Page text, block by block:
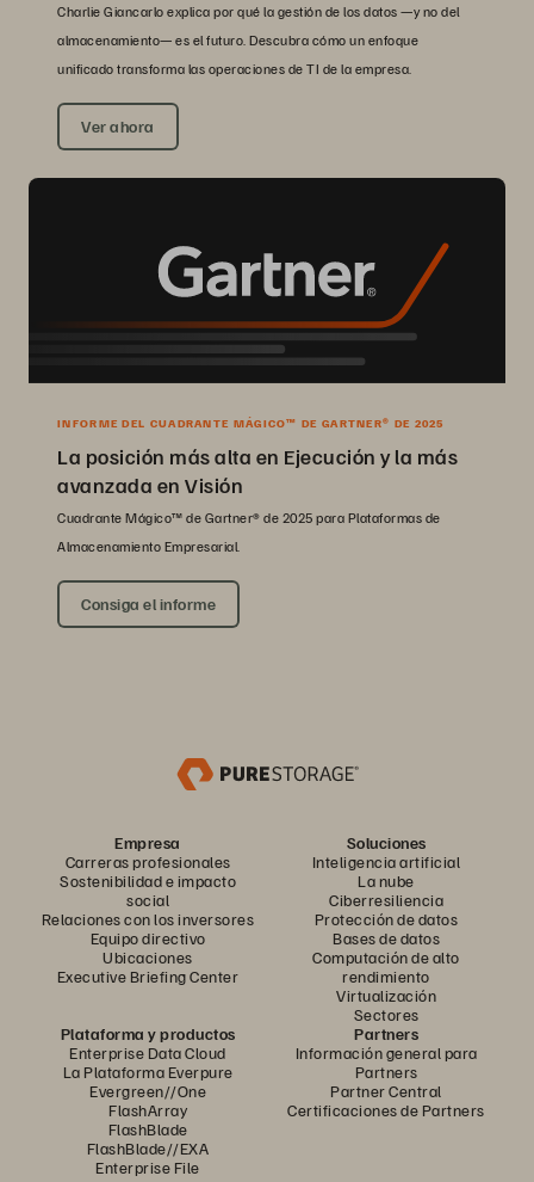
Charlie Giancarlo explica por qué la gestión de los datos —y no del
almacenamiento— es el futuro. Descubra cómo un enfoque
unificado transforma las operaciones de TI de la empresa.
Ver ahora
INFORME DEL CUADRANTE MÁGICO™ DE GARTNER® DE 2025
La posición más alta en Ejecución y la más
avanzada en Visión
Cuadrante Mágico™ de Gartner® de 2025 para Plataformas de
Almacenamiento Empresarial.
Consiga el informe
Empresa
Carreras profesionales
Sostenibilidad e impacto
social
Relaciones con los inversores
Equipo directivo
Ubicaciones
Executive Briefing Center
Soluciones
Inteligencia artificial
La nube
Ciberresiliencia
Protección de datos
Bases de datos
Computación de alto
rendimiento
Virtualización
Sectores
Plataforma y productos
Enterprise Data Cloud
La Plataforma Everpure
Evergreen//One
FlashArray
FlashBlade
FlashBlade//EXA
Enterprise File
Partners
Información general para
Partners
Partner Central
Certificaciones de Partners